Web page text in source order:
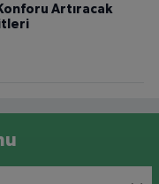
Artıracak